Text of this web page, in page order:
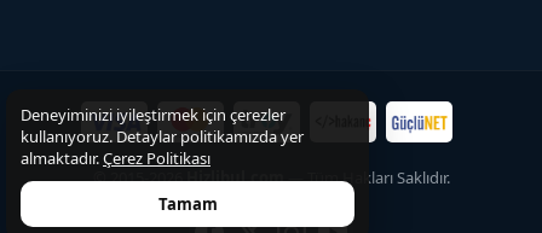
© 2015-2026Hizlibul.com— Tüm Hakları Saklıdır.
Deneyiminizi iyileştirmek için çerezler
kullanıyoruz. Detaylar politikamızda yer
almaktadır.Çerez Politikası
Tamam